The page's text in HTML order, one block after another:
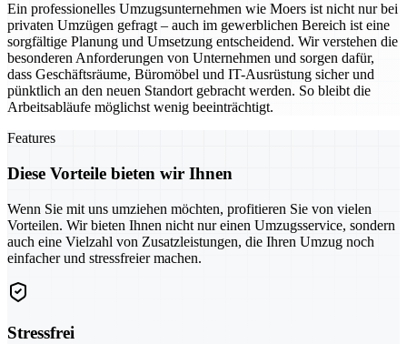
Ein professionelles Umzugsunternehmen wie Moers ist nicht nur bei
privaten Umzügen gefragt – auch im gewerblichen Bereich ist eine
sorgfältige Planung und Umsetzung entscheidend. Wir verstehen die
besonderen Anforderungen von Unternehmen und sorgen dafür,
dass Geschäftsräume, Büromöbel und IT-Ausrüstung sicher und
pünktlich an den neuen Standort gebracht werden. So bleibt die
Arbeitsabläufe möglichst wenig beeinträchtigt.
Features
Diese Vorteile bieten wir Ihnen
Wenn Sie mit uns umziehen möchten, profitieren Sie von vielen
Vorteilen. Wir bieten Ihnen nicht nur einen Umzugsservice, sondern
auch eine Vielzahl von Zusatzleistungen, die Ihren Umzug noch
einfacher und stressfreier machen.
Stressfrei